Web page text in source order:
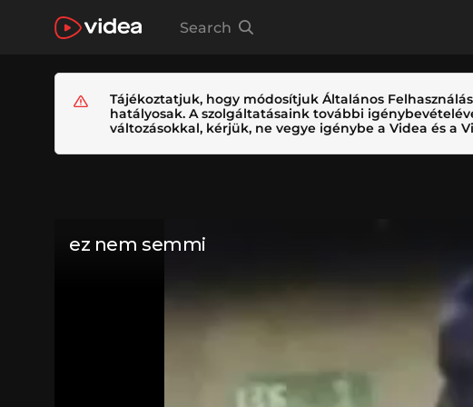
Search
Tájékoztatjuk, hogy módosítjuk Általános
hatályosak. A szolgáltatásaink további
változásokkal, kérjük, ne vegye igénybe a Videa és a